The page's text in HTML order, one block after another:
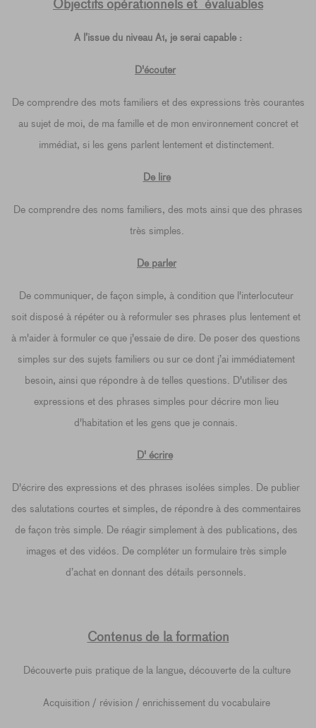
Objectifs opérationnels et évaluables
A l’issue du niveau A1, je serai capable :
D'écouter
De comprendre des mots familiers et des expressions très courantes
au sujet de moi, de ma famille et de mon environnement concret et
immédiat, si les gens parlent lentement et distinctement.
De lire
De comprendre des noms familiers, des mots ainsi que des phrases
très simples.
De parler
De communiquer, de façon simple, à condition que l'interlocuteur
soit disposé à répéter ou à reformuler ses phrases plus lentement et
à m'aider à formuler ce que j'essaie de dire. De poser des questions
simples sur des sujets familiers ou sur ce dont j’ai immédiatement
besoin, ainsi que répondre à de telles questions. D'utiliser des
expressions et des phrases simples pour décrire mon lieu
d'habitation et les gens que je connais.
D' écrire
D'écrire des expressions et des phrases isolées simples. De publier
des salutations courtes et simples, de répondre à des commentaires
de façon très simple. De réagir simplement à des publications, des
images et des vidéos. De compléter un formulaire très simple
d’achat en donnant des détails personnels.
Contenus de la formation
Découverte puis pratique de la langue, découverte de la culture
Acquisition / révision / enrichissement du vocabulaire